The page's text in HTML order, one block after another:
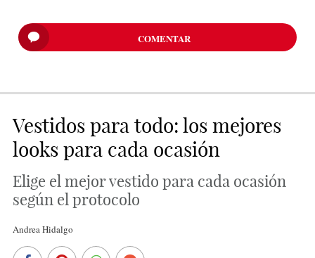
COMENTAR
Vestidos para todo: los mejores
looks para cada ocasión
Elige el mejor vestido para cada ocasión
según el protocolo
Andrea Hidalgo